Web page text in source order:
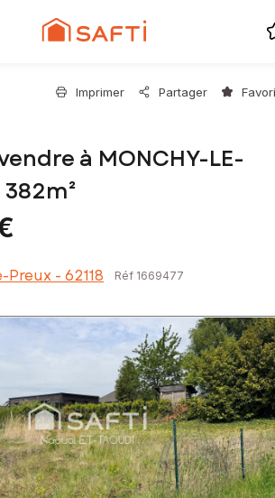
Imprimer Partager
à MONCHY-LE-
382m²
Preux - 62118 Réf 1669477